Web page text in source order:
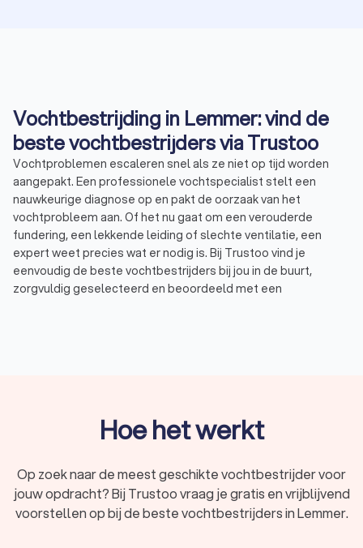
Vochtbestrijding in Lemmer: vind de
beste vochtbestrijders via Trustoo
Vochtproblemen escaleren snel als ze niet op tijd worden
aangepakt. Een professionele vochtspecialist stelt een
nauwkeurige diagnose op en pakt de oorzaak van het
vochtprobleem aan. Of het nu gaat om een verouderde
fundering, een lekkende leiding of slechte ventilatie, een
expert weet precies wat er nodig is. Bij Trustoo vind je
eenvoudig de beste vochtbestrijders bij jou in de buurt,
zorgvuldig geselecteerd en beoordeeld met een
Vochtproblemen in huis oplossen is geen klus die je zelf snel
klaart. Een professionele vochtspecialist stelt een
wordt de oorzaak van het probleem aangepakt en niet alleen
de symptomen.
Vochtbestrijding in huis bestaat uit de volgende stappen:
De vochtspecialist stelt de exacte oorzaak vast en past
Hoe het werkt
Op zoek naar de meest geschikte vochtbestrijder voor
jouw opdracht? Bij Trustoo vraag je gratis en vrijblijvend
voorstellen op bij de beste vochtbestrijders in Lemmer.